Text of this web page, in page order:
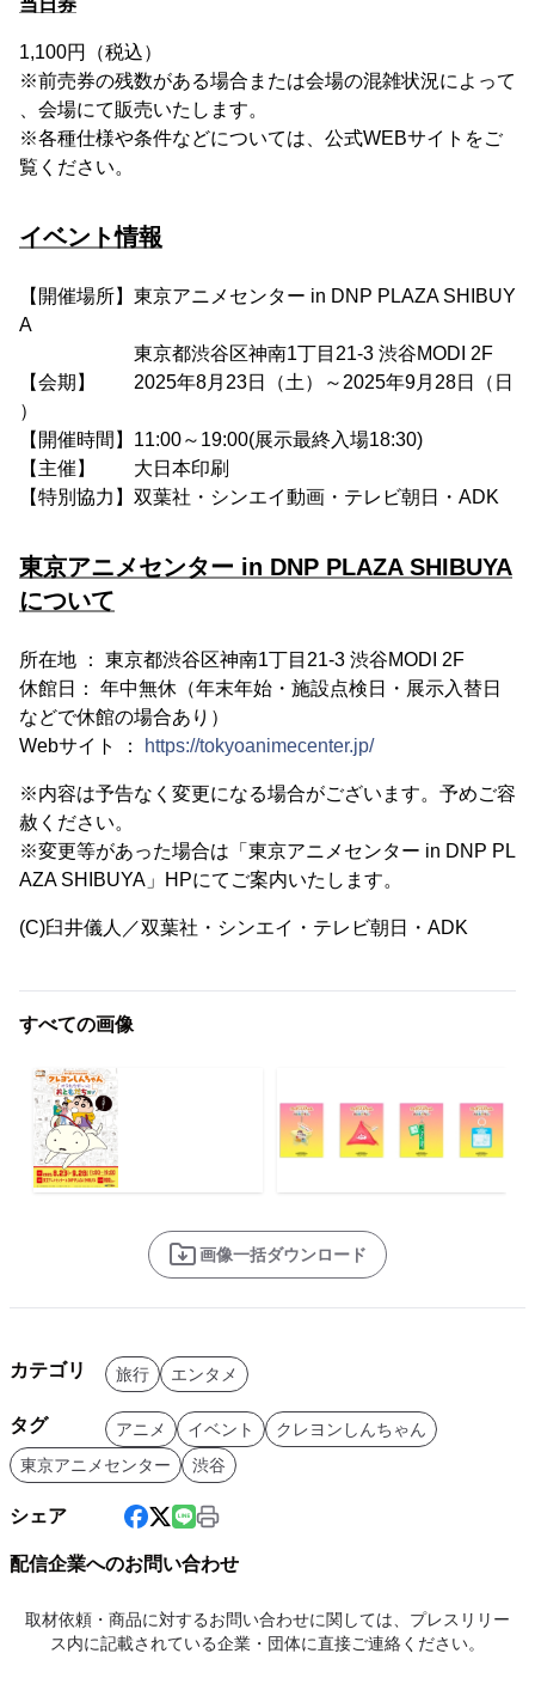
当日券
1,100円（税込）
※前売券の残数がある場合または会場の混雑状況によって
、会場にて販売いたします。
※各種仕様や条件などについては、公式WEBサイトをご
覧ください。
イベント情報
【開催場所】東京アニメセンター in DNP PLAZA SHIBUY
A
東京都渋谷区神南1丁目21-3 渋谷MODI 2F
【会期】 2025年8月23日（土）～2025年9月28日（日
）
【開催時間】11:00～19:00(展示最終入場18:30)
【主催】 大日本印刷
【特別協力】双葉社・シンエイ動画・テレビ朝日・ADK
東京アニメセンター in DNP PLAZA SHIBUYA
について
所在地 ： 東京都渋谷区神南1丁目21-3 渋谷MODI 2F
休館日： 年中無休（年末年始・施設点検日・展示入替日
などで休館の場合あり）
Webサイト ：
https://tokyoanimecenter.jp/
※内容は予告なく変更になる場合がございます。予めご容
赦ください。
※変更等があった場合は「東京アニメセンター in DNP PL
AZA SHIBUYA」HPにてご案内いたします。
(C)臼井儀人／双葉社・シンエイ・テレビ朝日・ADK
すべての画像
画像一括ダウンロード
カテゴリ 旅行 エンタメ
タグ アニメ イベント
クレヨンしんちゃん
東京アニメセンター
渋谷
シェア
配信企業へのお問い合わせ
取材依頼・商品に対するお問い合わせに関しては、プレスリリー
ス内に記載されている企業・団体に直接ご連絡ください。